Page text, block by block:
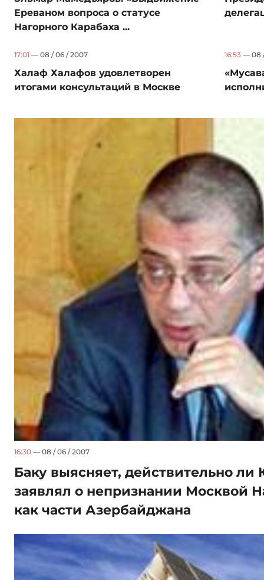
Ереваном вопроса о статусе
Нагорного Карабаха ...
17:01 — 08 / 06 / 2007
Халаф Халафов удовлетворен
итогами консультаций в Москве
16:53 — 08
16:30 — 08 / 06 / 2007
Баку выясняет, действительно
заявлял о непризнании Москвой
как части Азербайджана